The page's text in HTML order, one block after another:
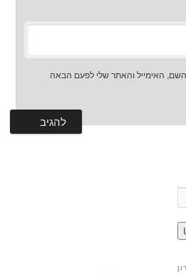
האימייל והאתר שלי לפעם הבאה